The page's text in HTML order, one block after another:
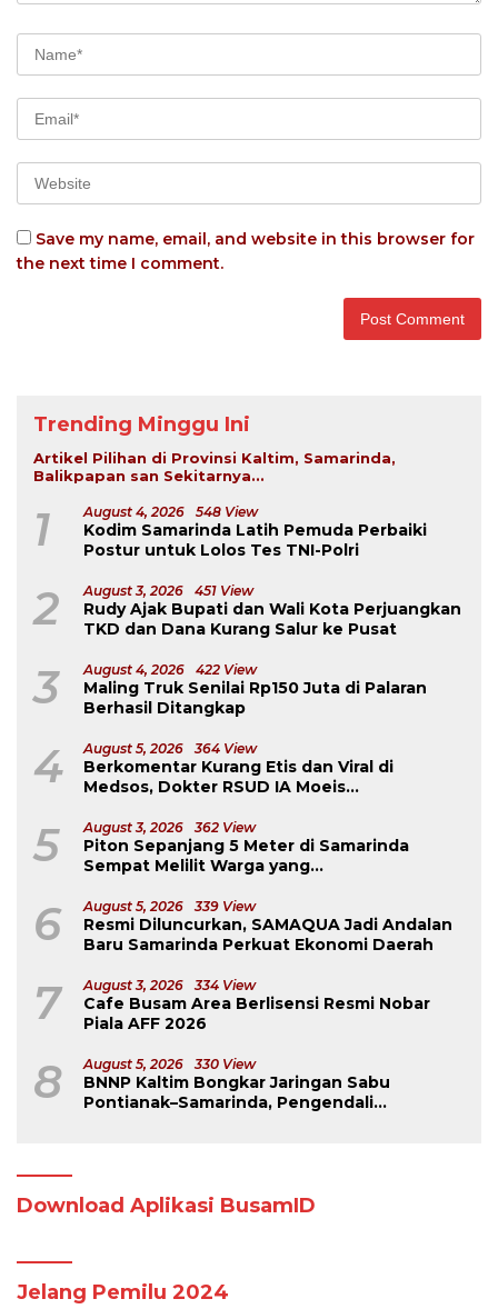
Save my name, email, and website in this browser for
the next time I comment.
Trending Minggu Ini
Artikel Pilihan di Provinsi Kaltim, Samarinda,
Balikpapan san Sekitarnya...
1 August 4, 2026 548 View
Kodim Samarinda Latih Pemuda Perbaiki
Postur untuk Lolos Tes TNI-Polri
2 August 3, 2026 451 View
Rudy Ajak Bupati dan Wali Kota Perjuangkan
TKD dan Dana Kurang Salur ke Pusat
3 August 4, 2026 422 View
Maling Truk Senilai Rp150 Juta di Palaran
Berhasil Ditangkap
4 August 5, 2026 364 View
Berkomentar Kurang Etis dan Viral di
Medsos, Dokter RSUD IA Moeis
5 August 3, 2026 362 View
Piton Sepanjang 5 Meter di Samarinda
Sempat Melilit Warga yang
6 August 5, 2026 339 View
Resmi Diluncurkan, SAMAQUA Jadi Andalan
Baru Samarinda Perkuat Ekonomi Daerah
7 August 3, 2026 334 View
Cafe Busam Area Berlisensi Resmi Nobar
Piala AFF 2026
8 August 5, 2026 330 View
BNNP Kaltim Bongkar Jaringan Sabu
Pontianak–Samarinda, Pengendali
Download Aplikasi BusamID
Jelang Pemilu 2024